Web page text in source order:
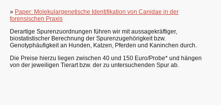
» Paper: Molekulargenetische Identifikation von Canidae in der
forensischen Praxis
Derartige Spurenzuordnungen führen wir mit aussagekräftiger,
biostatistischer Berechnung der Spurenzugehörigkeit bzw.
Genotyphäufigkeit an Hunden, Katzen, Pferden und Kaninchen durch.
Die Preise hierzu liegen zwischen 40 und 150 Euro/Probe* und hängen
von der jeweiligen Tierart bzw. der zu untersuchenden Spur ab.